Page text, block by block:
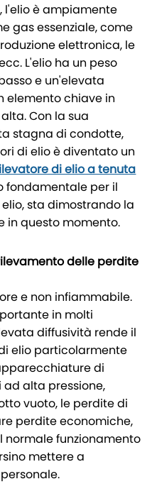
l'elio è ampiamente
gas essenziale, come
elettronica, le
L'elio ha un peso
e un'elevata
elemento chiave in
Con la sua
stagna di condotte,
di elio è diventato un
di elio a tenuta
fondamentale per il
sta dimostrando la
in questo momento.
delle perdite
e non infiammabile.
in molti
diffusività rende il
elio particolarmente
di
alta pressione,
vuoto, le perdite di
perdite economiche,
funzionamento
mettere a